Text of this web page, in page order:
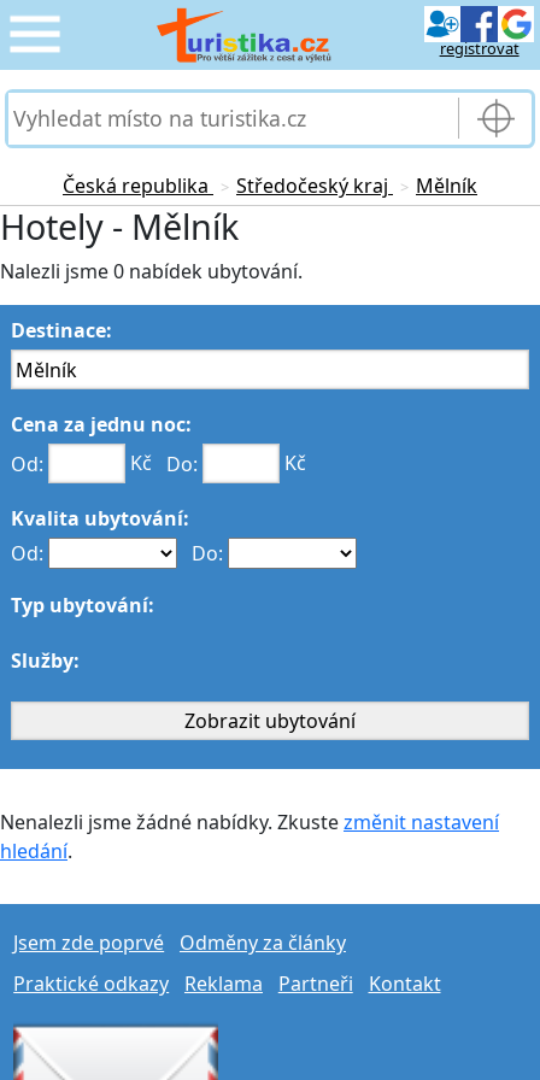
registrovat
CESTOVÁNÍ
SLUŽBY & DOPRAVA
PRO TURISTY ›
MOJE TURISTIKA
Česká republika > Středočeský kraj > Mělník
Hotely - Mělník
Nalezli jsme 0 nabídek ubytování.
Destinace:
Cena za jednu noc:
Od:
Kč Do: Kč
Kvalita ubytování:
Od:
Do:
Typ ubytování:
Služby:
Nenalezli jsme žádné nabídky. Zkustezměnit nastavení
hledání.
Jsem zde poprvé
Odměny za články
Praktické odkazy
Reklama Partneři Kontakt